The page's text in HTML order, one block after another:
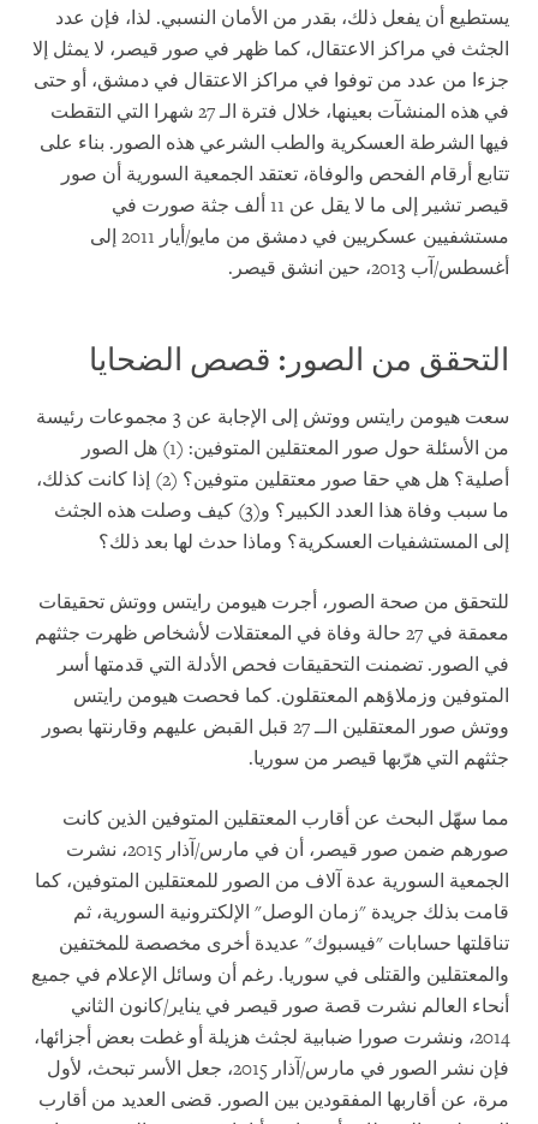
يستطيع أن يفعل ذلك، بقدر من الأمان النسبي. لذا، فإن عدد
الجثث في مراكز الاعتقال، كما ظهر في صور قيصر، لا يمثل إلا
جزءا من عدد من توفوا في مراكز الاعتقال في دمشق، أو حتى
في هذه المنشآت بعينها، خلال فترة الـ 27 شهرا التي التقطت
فيها الشرطة العسكرية والطب الشرعي هذه الصور. بناء على
تتابع أرقام الفحص والوفاة، تعتقد الجمعية السورية أن صور
قيصر تشير إلى ما لا يقل عن 11 ألف جثة صورت في
مستشفيين عسكريين في دمشق من مايو/أيار 2011
إلى
أغسطس/آب 2013، حين انشق قيصر.
التحقق من الصور: قصص الضحايا
سعت هيومن رايتس ووتش إلى الإجابة عن 3 مجموعات رئيسة
من الأسئلة حول صور المعتقلين المتوفين: (1) هل الصور
أصلية؟ هل هي حقا صور معتقلين متوفين؟ (2) إذا كانت كذلك،
ما سبب وفاة هذا العدد الكبير؟ و(3) كيف وصلت هذه الجثث
إلى المستشفيات العسكرية؟ وماذا حدث لها بعد ذلك؟
للتحقق من صحة الصور، أجرت هيومن رايتس ووتش تحقيقات
معمقة في 27 حالة وفاة في المعتقلات لأشخاص ظهرت جثثهم
في الصور. تضمنت التحقيقات فحص الأدلة التي قدمتها أسر
المتوفين وزملاؤهم المعتقلون. كما فحصت هيومن رايتس
ووتش صور المعتقلين الــ 27 قبل القبض عليهم وقارنتها بصور
جثثهم التي هرّبها قيصر من سوريا.
مما سهّل البحث عن أقارب المعتقلين المتوفين الذين كانت
صورهم ضمن صور قيصر، أن في مارس/آذار 2015، نشرت
الجمعية السورية عدة آلاف من الصور للمعتقلين المتوفين، كما
قامت بذلك جريدة "زمان الوصل" الإلكترونية السورية، ثم
تناقلتها حسابات "فيسبوك" عديدة أخرى مخصصة للمختفين
والمعتقلين والقتلى في سوريا. رغم أن وسائل الإعلام في جميع
أنحاء العالم نشرت قصة صور قيصر في يناير/كانون الثاني
2014، ونشرت صورا ضبابية لجثث هزيلة أو غطت بعض أجزائها،
فإن نشر الصور في مارس/آذار 2015، جعل الأسر تبحث، لأول
مرة، عن أقاربها المفقودين بين الصور. قضى العديد من أقارب